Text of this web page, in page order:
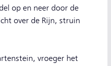
op en neer door de
over de Rijn, struin
vroeger het